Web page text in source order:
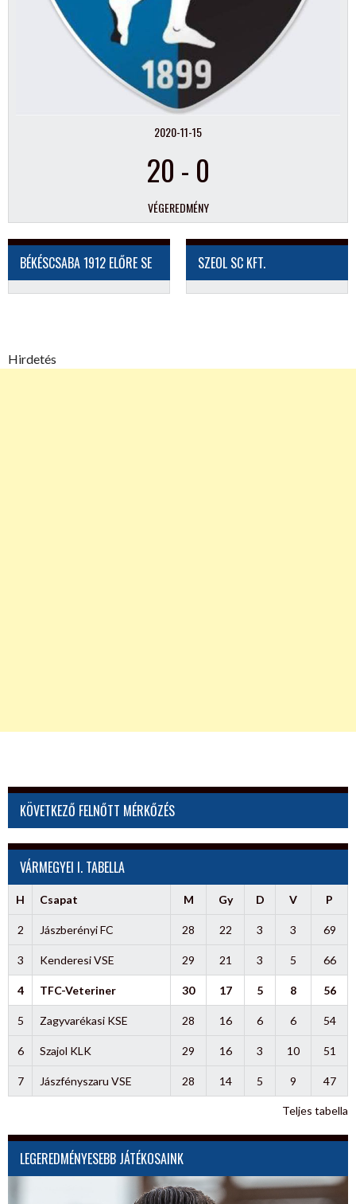
2020-11-15
20 - 0
VÉGEREDMÉNY
BÉKÉSCSABA 1912 ELŐRE SE SZEOL SC KFT.
Hirdetés
KÖVETKEZŐ FELNŐTT MÉRKŐZÉS
VÁRMEGYEI I. TABELLA
H Csapat M Gy D V P
2 Jászberényi FC 28 22 3 3 69
3 Kenderesi VSE 29 21 3 5 66
4 TFC-Veteriner 30 17 5 8 56
5 Zagyvarékasi KSE 28 16 6 6 54
6 Szajol KLK 29 16 3 10 51
7 Jászfényszaru VSE 28 14 5 9 47
Teljes tabella
LEGEREDMÉNYESEBB JÁTÉKOSAINK